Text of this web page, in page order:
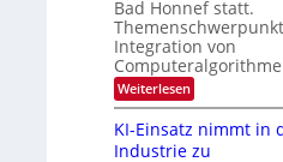
i
l
d
v
e
r
a
ts
m
e
l
d
e
t
s
t
a
Bad Honnef statt.
Integration von
Weiterlesen:
8
9
.
KI-Einsatz nimmt in
Industrie zu